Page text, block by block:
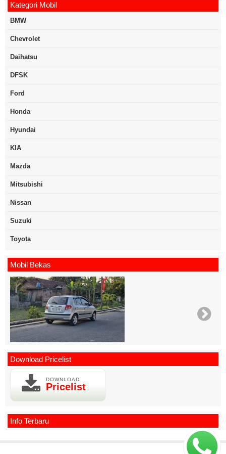
Kategori Mobil
BMW
Chevrolet
Daihatsu
DFSK
Ford
Honda
Hyundai
KIA
Mazda
Mitsubishi
Nissan
Suzuki
Toyota
Mobil Bekas
Download Pricelist
DOWNLOAD
Pricelist
Info Terbaru